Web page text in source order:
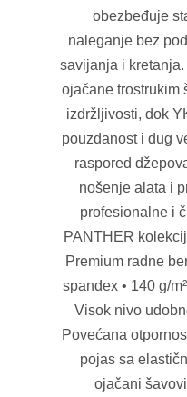
obezbeđuje
naleganje bez
savijanja i
ojačane trostrukim
izdržljivosti, dok
pouzdanost i dug
raspored
nošenje alata i
profesionalne i
PANTHER
Premium radne
spandex • 140 g/
Visok nivo
Povećana
pojas sa
ojačani